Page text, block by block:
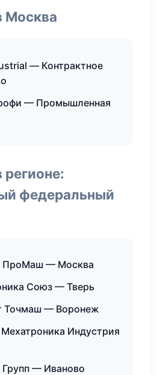
Москва
— Контрактное
— Промышленная
федеральный
ПроМаш — Москва
Союз — Тверь
Точмаш — Воронеж
Индустрия
— Иваново